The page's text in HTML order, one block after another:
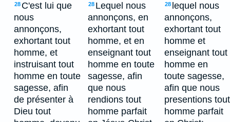
28 C'est lui que
nous
annonçons,
exhortant tout
homme, et
instruisant tout
homme en toute
sagesse, afin
de présenter à
Dieu tout
28 Lequel nous
annonçons, en
exhortant tout
homme, et en
enseignant tout
homme en toute
sagesse, afin
que nous
rendions tout
homme parfait
28 lequel nous
annonçons,
exhortant tout
homme et
enseignant tout
homme en
toute sagesse,
afin que nous
presentions tout
homme parfait